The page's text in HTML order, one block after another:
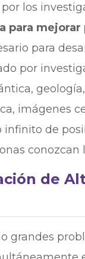
los
para mejorar
para
por
imágenes
infinito de
conozcan
de
grandes